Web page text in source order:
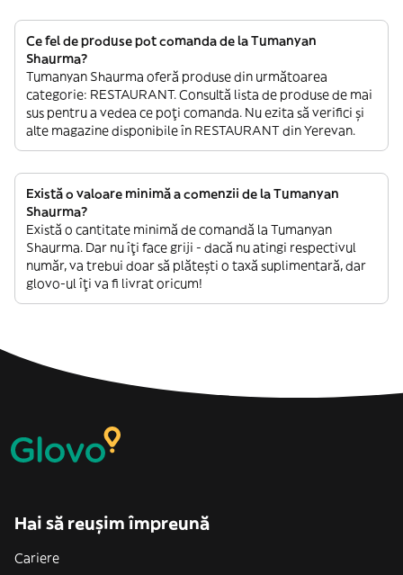
Ce fel de produse pot comanda de la Tumanyan
Shaurma?
Tumanyan Shaurma oferă produse din următoarea
categorie: RESTAURANT. Consultă lista de produse de mai
sus pentru a vedea ce poți comanda. Nu ezita să verifici și
alte magazine disponibile în RESTAURANT din Yerevan.
Există o valoare minimă a comenzii de la Tumanyan
Shaurma?
Există o cantitate minimă de comandă la Tumanyan
Shaurma. Dar nu îți face griji - dacă nu atingi respectivul
număr, va trebui doar să plătești o taxă suplimentară, dar
glovo-ul îți va fi livrat oricum!
Hai să reușim împreună
Cariere